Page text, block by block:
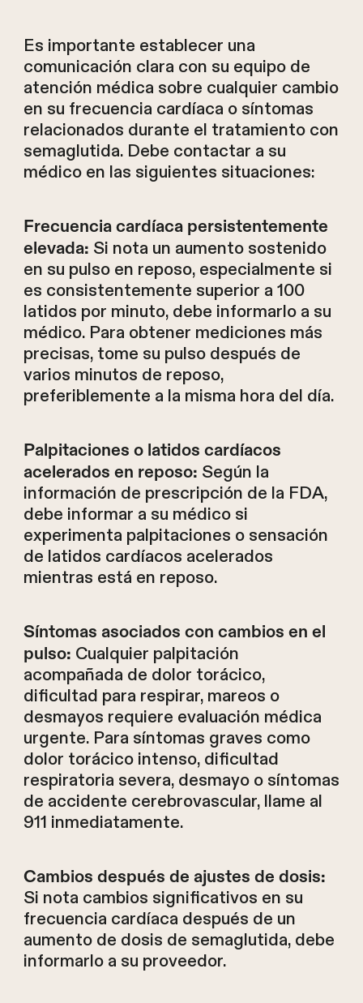
Es importante establecer una
comunicación clara con su equipo de
atención médica sobre cualquier cambio
en su frecuencia cardíaca o síntomas
relacionados durante el tratamiento con
semaglutida. Debe contactar a su
médico en las siguientes situaciones:
Frecuencia cardíaca persistentemente
elevada: Si nota un aumento sostenido
en su pulso en reposo, especialmente si
es consistentemente superior a 100
latidos por minuto, debe informarlo a su
médico. Para obtener mediciones más
precisas, tome su pulso después de
varios minutos de reposo,
preferiblemente a la misma hora del día.
Palpitaciones o latidos cardíacos
acelerados en reposo: Según la
información de prescripción de la FDA,
debe informar a su médico si
experimenta palpitaciones o sensación
de latidos cardíacos acelerados
mientras está en reposo.
Síntomas asociados con cambios en el
pulso: Cualquier palpitación
acompañada de dolor torácico,
dificultad para respirar, mareos o
desmayos requiere evaluación médica
urgente. Para síntomas graves como
dolor torácico intenso, dificultad
respiratoria severa, desmayo o síntomas
de accidente cerebrovascular, llame al
911 inmediatamente.
Cambios después de ajustes de dosis:
Si nota cambios significativos en su
frecuencia cardíaca después de un
aumento de dosis de semaglutida, debe
informarlo a su proveedor.